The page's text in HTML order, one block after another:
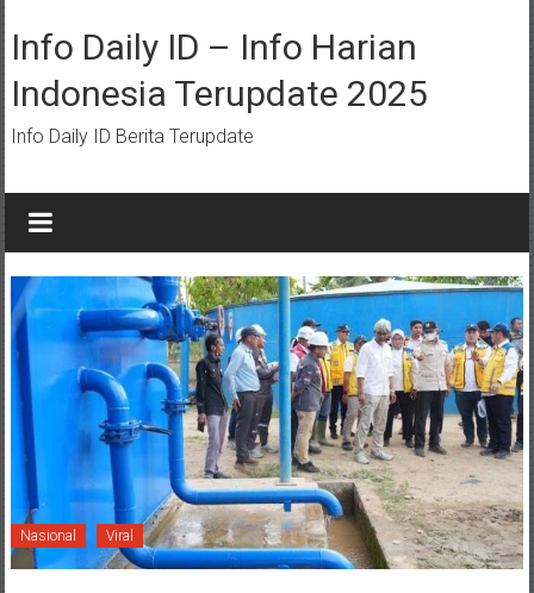
ke
konten
Info Daily ID – Info Harian
Indonesia Terupdate 2025
Info Daily ID Berita Terupdate
Nasional Viral